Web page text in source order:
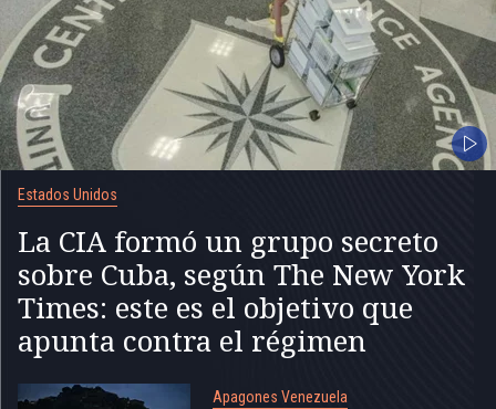
Estados Unidos
La CIA formó un grupo secreto
sobre Cuba, según The New York
Times: este es el objetivo que
apunta contra el régimen
Apagones Venezuela